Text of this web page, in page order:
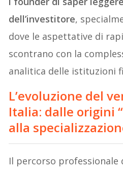
dell’investitore,
dove le aspettative di
scontrano con la
analitica delle istituzioni
L’evoluzione del
Italia: dalle origini
alla
Il percorso professionale